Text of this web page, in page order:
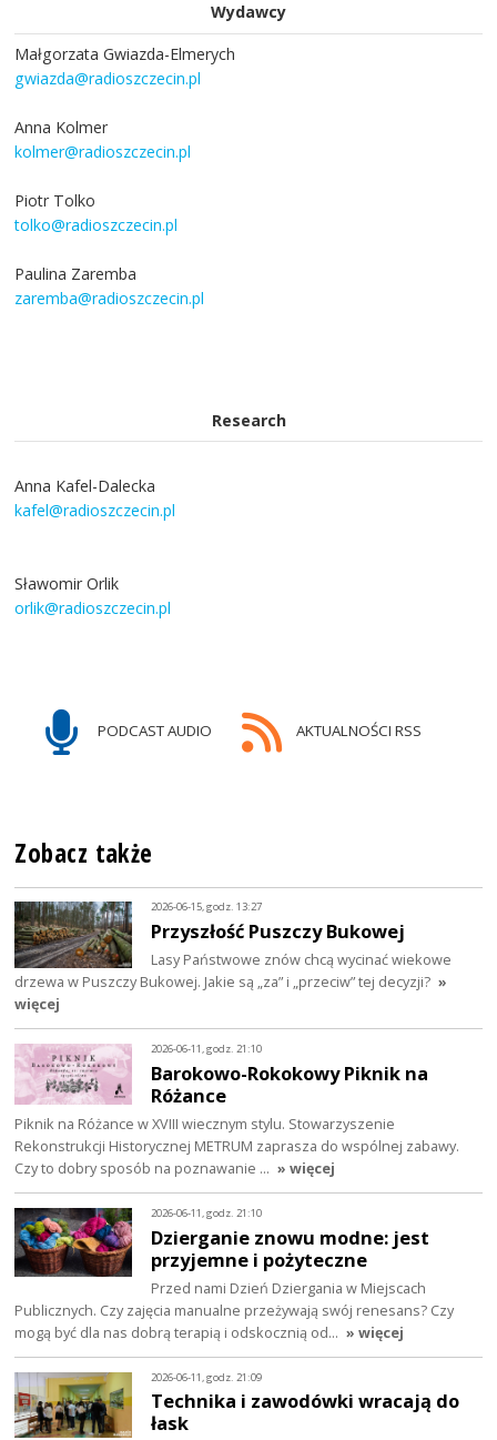
Wydawcy
Małgorzata Gwiazda-Elmerych
gwiazda@radioszczecin.pl
Anna Kolmer
kolmer@radioszczecin.pl
Piotr Tolko
tolko@radioszczecin.pl
Paulina Zaremba
zaremba@radioszczecin.pl
Research
Anna Kafel-Dalecka
kafel@radioszczecin.pl
Sławomir Orlik
orlik@radioszczecin.pl
PODCAST AUDIO AKTUALNOŚCI RSS
Zobacz także
2026-06-15, godz. 13:27
Przyszłość Puszczy Bukowej
Lasy Państwowe znów chcą wycinać wiekowe
drzewa w Puszczy Bukowej. Jakie są „za” i „przeciw” tej decyzji? »
więcej
2026-06-11, godz. 21:10
Barokowo-Rokokowy Piknik na
Różance
Piknik na Różance w XVIII wiecznym stylu. Stowarzyszenie
Rekonstrukcji Historycznej METRUM zaprasza do wspólnej zabawy.
Czy to dobry sposób na poznawanie … » więcej
2026-06-11, godz. 21:10
Dzierganie znowu modne: jest
przyjemne i pożyteczne
Przed nami Dzień Dziergania w Miejscach
Publicznych. Czy zajęcia manualne przeżywają swój renesans? Czy
mogą być dla nas dobrą terapią i odskocznią od… » więcej
2026-06-11, godz. 21:09
Technika i zawodówki wracają do
łask